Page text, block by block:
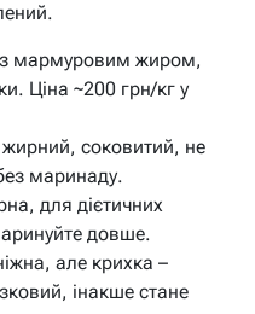
мармуровим жиром,
Ціна ~200 грн/кг у
жирний, соковитий, не
маринаду.
для дієтичних
довше.
але крихка –
інакше стане